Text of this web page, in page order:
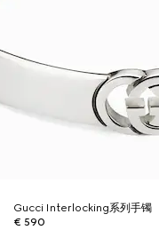
Gucci Interlocking系列手镯
€ 590